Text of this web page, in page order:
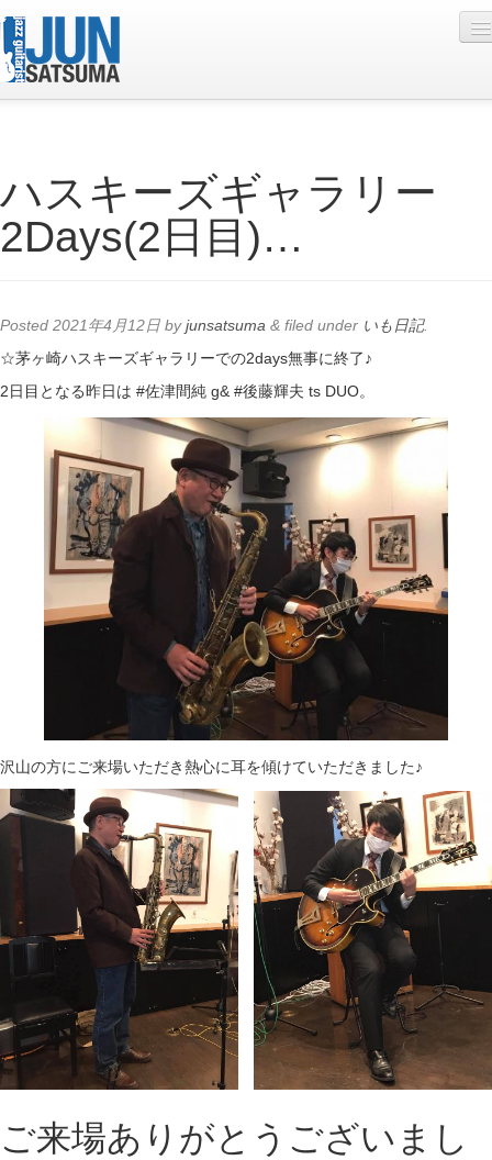
Live Schedule
Discography
Contact
YouTube
ハスキーズギャラリー
2Days(2日目)…
Posted 2021年4月12日 byjunsatsuma & filed under いも日記.
☆茅ヶ崎ハスキーズギャラリーでの2days無事に終了♪
2日目となる昨日は #佐津間純 g& #後藤輝夫 ts DUO。
沢山の方にご来場いただき熱心に耳を傾けていただきました♪
ご来場ありがとうございまし